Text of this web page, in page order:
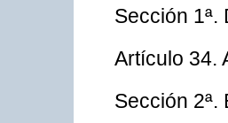
Sección
Artículo 34.
Sección 2ª.